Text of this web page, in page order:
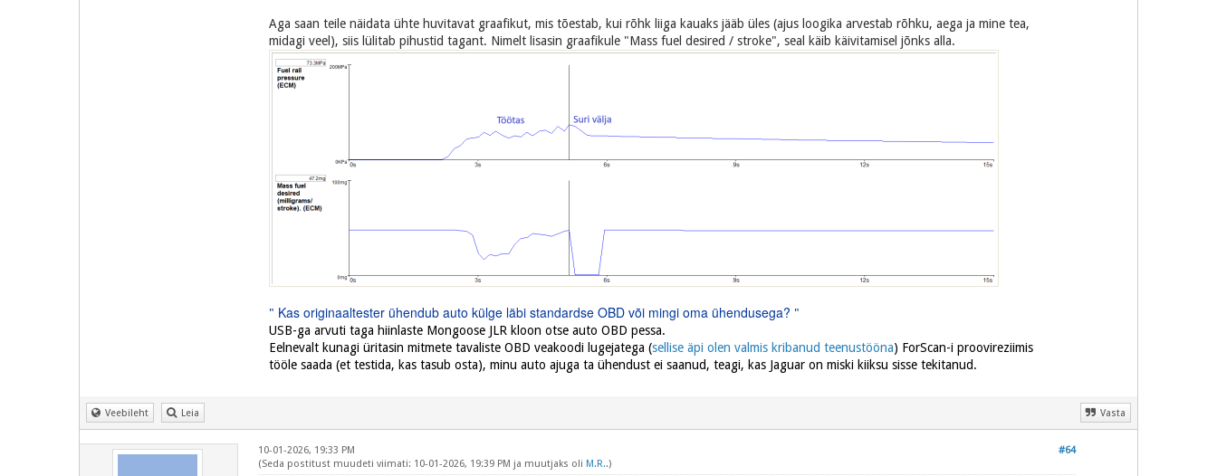
Aga saan teile näidata ühte huvitavat graafikut, mis tõestab, kui rõhk liiga kauaks jääb üles (ajus loogika arvestab rõhku, aega ja mine tea,
midagi veel), siis lülitab pihustid tagant. Nimelt lisasin graafikule "Mass fuel desired / stroke", seal käib käivitamisel jõnks alla.
" Kas originaaltester ühendub auto külge läbi standardse OBD või mingi oma ühendusega? "
USB-ga arvuti taga hiinlaste Mongoose JLR kloon otse auto OBD pessa.
Eelnevalt kunagi üritasin mitmete tavaliste OBD veakoodi lugejatega (sellise äpi olen valmis kribanud teenustööna) ForScan-i proovireziimis
tööle saada (et testida, kas tasub osta), minu auto ajuga ta ühendust ei saanud, teagi, kas Jaguar on miski kiiksu sisse tekitanud.
Veebileht Leia Vasta
#64
10-01-2026, 19:33 PM
(Seda postitust muudeti viimati: 10-01-2026, 19:39 PM ja muutjaks oli M.R..)